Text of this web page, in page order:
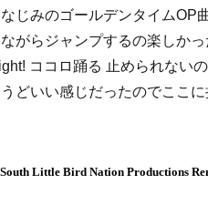
じみのゴールデンタイムOP
がらジャンプするの楽しかっ
ココロ踊る 止められないの
どいい感じだったのでここに
Little Bird Nation Productions